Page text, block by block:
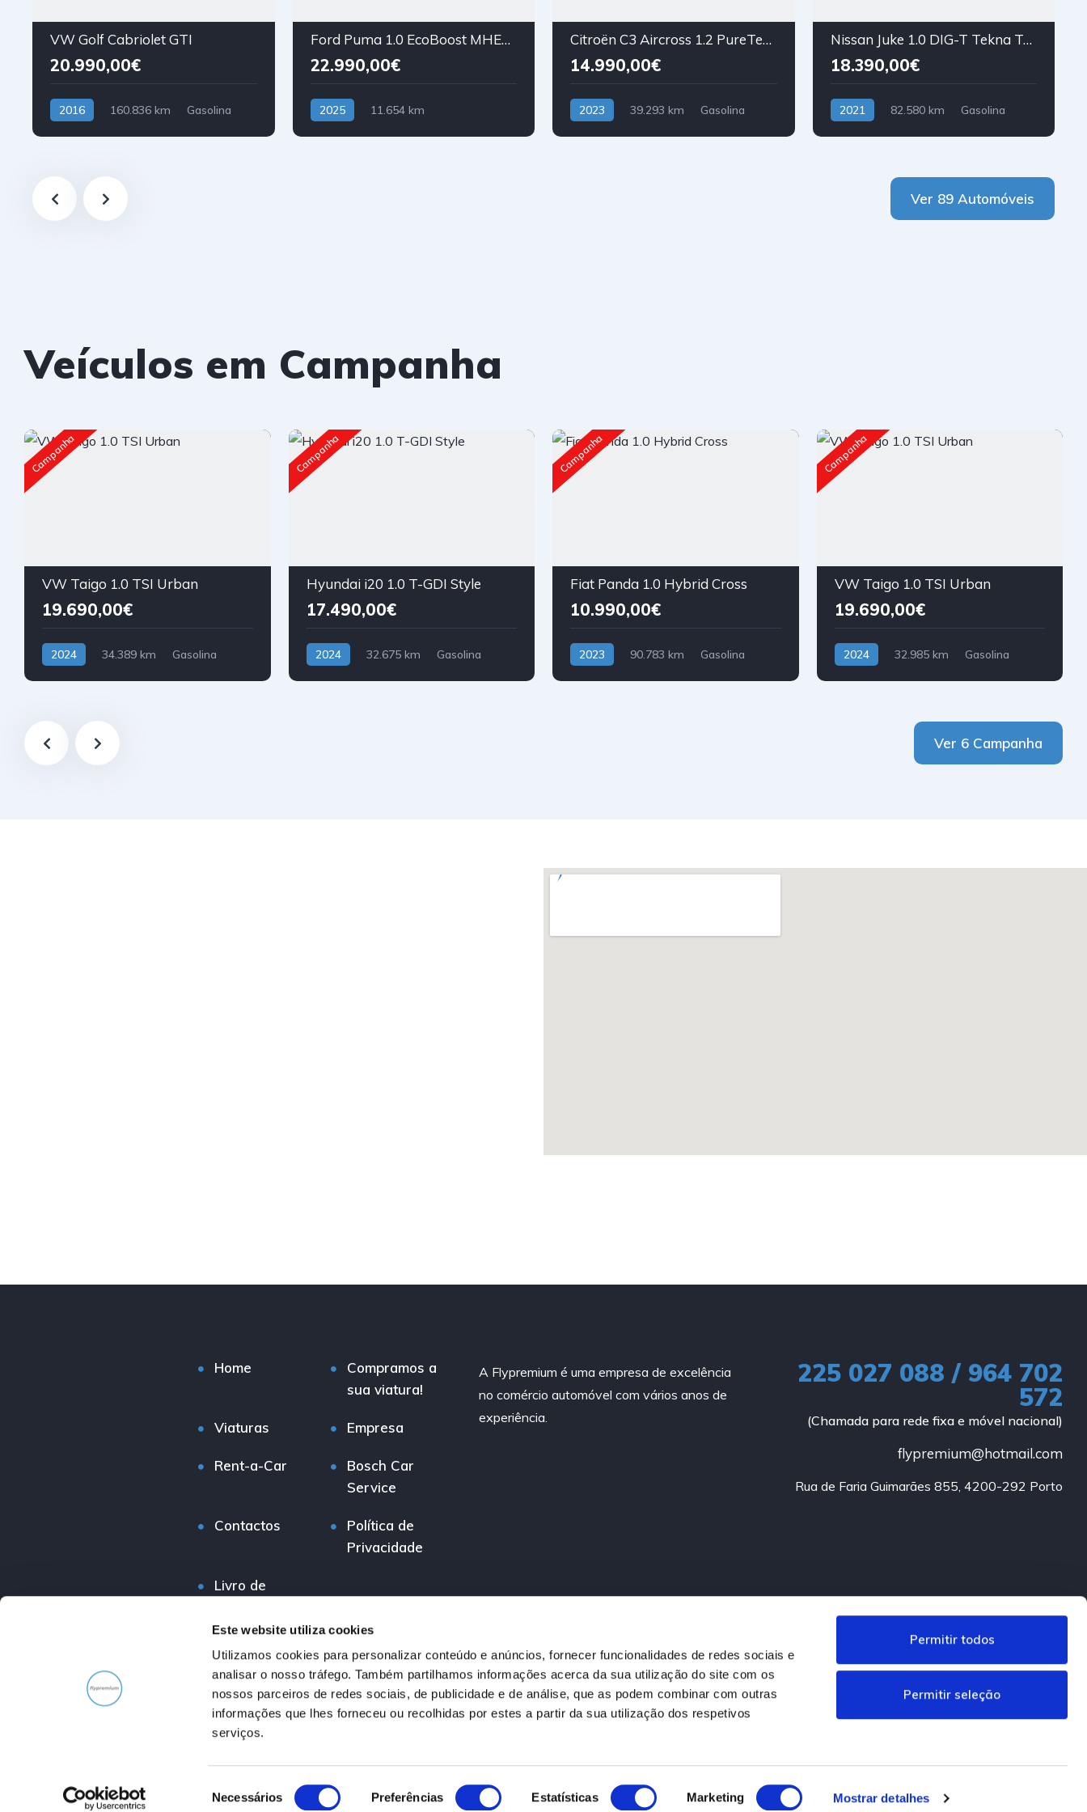
Este website utiliza cookies
Utilizamos cookies para personalizar conteúdo e anúncios, fornecer funcionalidades de redes sociais e
analisar o nosso tráfego. Também partilhamos informações acerca da sua utilização do site com os
nossos parceiros de redes sociais, de publicidade e de análise, que as podem combinar com outras
informações que lhes forneceu ou recolhidas por estes a partir da sua utilização dos respetivos
serviços.
e
Necessários Preferências Estatísticas Marketing Mostrar detalhes
Permitir todos
Permitir seleção
VW Golf Cabriolet GTI
20.990,00€
2016 160.836 km
Gasolina
Ford Puma 1.0 EcoBoost MHEV ST-Line Aut.
22.990,00€
2025
11.654 km
Citroën C3 Aircross 1.2 PureTech C-Series
14.990,00€
2023 39.293 km
Gasolina
Nissan Juke 1.0 DIG-T Tekna TwoTone T DCT
18.390,00€
2021 82.580 km
Gasolina
Ver 89 Automóveis
Veículos em Campanha
Campanha
VW Taigo 1.0 TSI Urban
19.690,00€
2024 34.389 km
Gasolina
Campanha
Hyundai i20 1.0 T-GDI Style
17.490,00€
2024 32.675 km
Gasolina
Campanha
Fiat Panda 1.0 Hybrid Cross
10.990,00€
2023 90.783 km
Gasolina
Campanha
VW Taigo 1.0 TSI Urban
19.690,00€
2024 32.985 km
Gasolina
Ver 6 Campanha
Home
Compramos a
sua viatura!
Viaturas Empresa
Rent-a-Car
Bosch Car
Service
Contactos
Política de
Privacidade
Livro de
A Flypremium é uma empresa de excelência
no comércio automóvel com vários anos de
experiência.
225 027 088 / 964 702
572
(Chamada para rede fixa e móvel nacional)
flypremium@hotmail.com
Rua de Faria Guimarães 855, 4200-292 Porto
Intermediário de Crédito a Título Acessório registado no Banco de Portugal sob o nº 0000600.Informação Legal